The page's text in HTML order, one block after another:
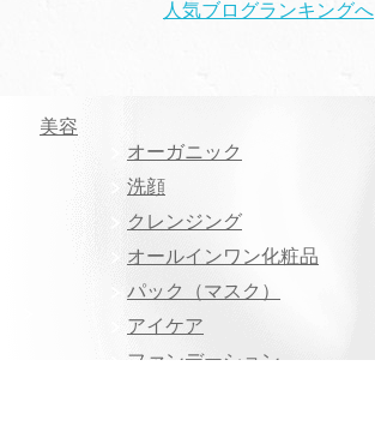
人気ブログランキングへ
美容
オーガニック
洗顔
クレンジング
オールインワン化粧品
パック（マスク）
アイケア
ファンデーション